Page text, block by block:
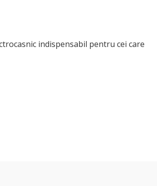
indispensabil pentru cei care